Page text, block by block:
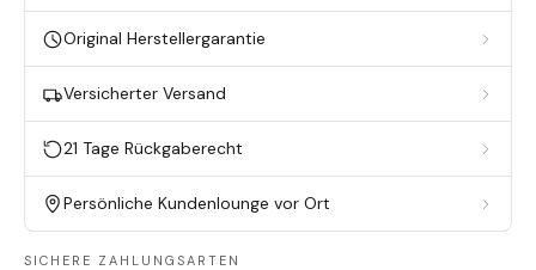
Original Herstellergarantie
Versicherter Versand
21 Tage Rückgaberecht
Persönliche Kundenlounge vor Ort
SICHERE ZAHLUNGSARTEN